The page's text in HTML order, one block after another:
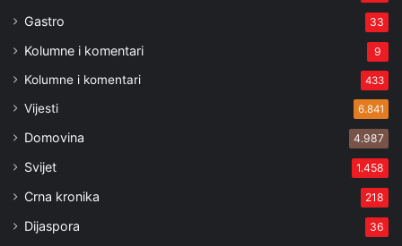
Gastro 33
Kolumne i komentari 9
Kolumne i komentari 433
Vijesti 6.841
Domovina 4.987
Svijet 1.458
Crna kronika 218
Dijaspora 36